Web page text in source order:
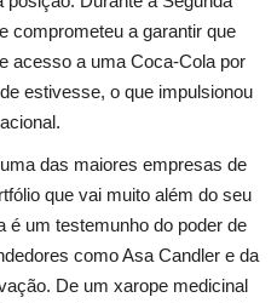
comprometeu a garantir que
acesso a uma Coca-Cola por
estivesse, o que impulsionou
das maiores empresas de
que vai muito além do seu
é um testemunho do poder de
como Asa Candler e da
De um xarope medicinal